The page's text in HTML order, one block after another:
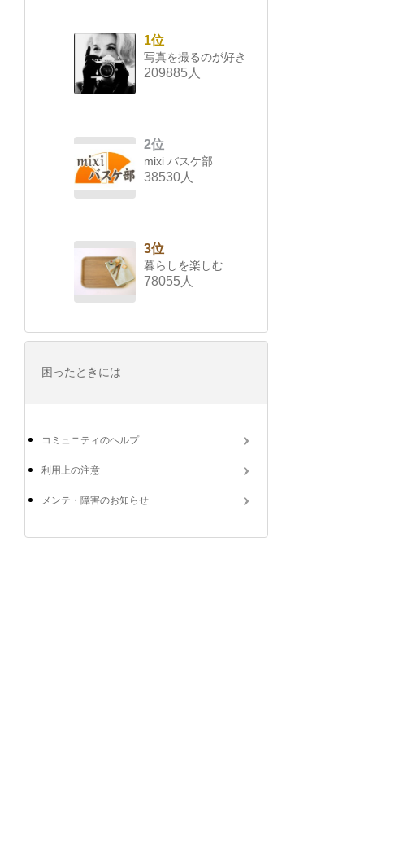
1位
写真を撮るのが好き
209885人
2位
mixi バスケ部
38530人
3位
暮らしを楽しむ
78055人
困ったときには
コミュニティのヘルプ
利用上の注意
メンテ・障害のお知らせ